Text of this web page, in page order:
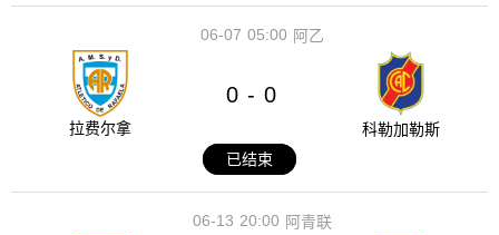
05:00
06-07 阿乙
拉费尔拿
0 - 0
科勒加勒斯
已结束
20:00
06-13 阿青联